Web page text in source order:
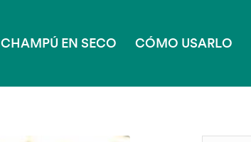
CHAMPÚ EN SECO CÓMO USARLO